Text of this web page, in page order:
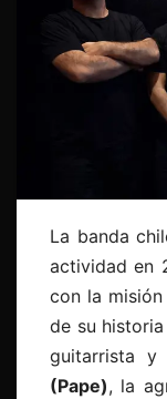
La banda
actividad en
con la
de su
guitarrista y
(Pape), la